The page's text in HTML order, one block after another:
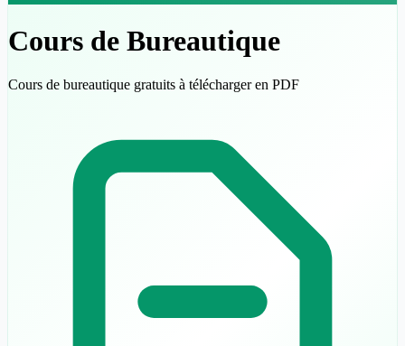
Cours de Bureautique
Cours de bureautique gratuits à télécharger en PDF